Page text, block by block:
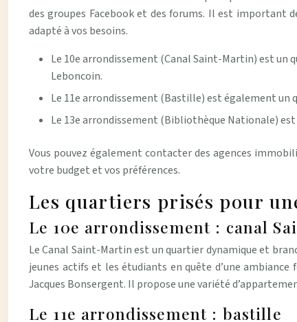
des groupes Facebook et des forums. Il est important
adapté à vos besoins.
Le 10e arrondissement (Canal Saint-Martin) est un
Leboncoin.
Le 11e arrondissement (Bastille) est également un
Le 13e arrondissement (Bibliothèque Nationale)
Vous pouvez également contacter des agences
votre budget et vos préférences.
Les quartiers prisés pour
Le 10e arrondissement : canal
Le Canal Saint-Martin est un quartier dynamique et
jeunes actifs et les étudiants en quête d’une
Jacques Bonsergent. Il propose une variété
Le 11e arrondissement : bastille